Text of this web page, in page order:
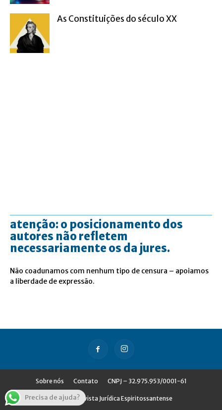
As Constituições do século XX
atenção: o posicionamento dos
autores não refletem
necessariamente os da jures.
Não coadunamos com nenhum tipo de censura – apoiamos
a liberdade de expressão.
Sobre nós Contato CNPJ – 32.975.953/0001-61
© Jures - Revista Jurídica Espiritossantense
Precisa de ajuda?